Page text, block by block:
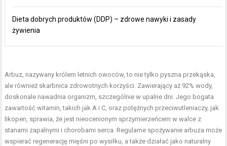
Dieta dobrych produktów (DDP) – zdrowe nawyki i zasady
żywienia
Arbuz, nazywany królem letnich owoców, to nie tylko pyszna przekąska,
ale również skarbnica zdrowotnych korzyści. Zawierający aż 92% wody,
doskonale nawadnia organizm, szczególnie w upalne dni. Jego bogata
zawartość witamin, takich jak A i C, oraz potężnych przeciwutleniaczy, jak
likopen, sprawia, że jest nieocenionym sprzymierzeńcem w walce z
stanami zapalnymi i chorobami serca. Regularne spożywanie arbuza może
wspierać regenerację mięśni po wysiłku, a także działać jako naturalny